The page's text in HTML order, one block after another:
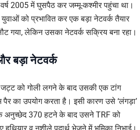
2005 में घुसपैठ कर जम्मू-कश्मीर पहुंचा था।
को प्रभावित कर एक बड़ा नेटवर्क तैयार
गया, लेकिन उसका नेटवर्क सक्रिय बना रहा।
बड़ा नेटवर्क
को गोली लगने के बाद उसकी एक टांग
का उपयोग करता है। इसी कारण उसे ‘लंगड़ा’
अनुच्छेद 370 हटने के बाद उसने TRF को